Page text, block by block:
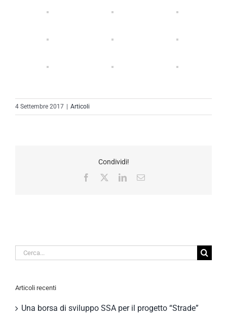
4 Settembre 2017 Articoli
Condividi!
Facebook
LinkedInEmail
Cerca
Articoli recenti
Una borsa di sviluppo SSA per il progetto “Strade”